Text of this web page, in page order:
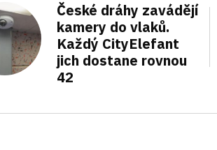
České dráhy zavádějí
kamery do vlaků.
Každý CityElefant
jich dostane rovnou
42